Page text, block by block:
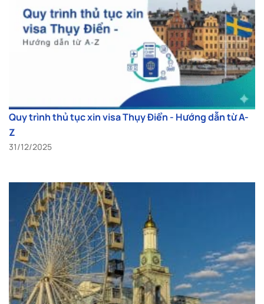
Quy trình thủ tục xin visa Thụy Điển - Hướng dẫn từ A-
Z
31/12/2025